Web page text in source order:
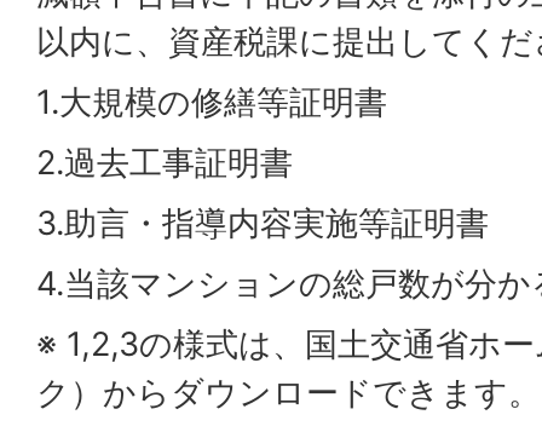
以内に、資産税課に提出してく
1.大規模の修繕等証明書
2.過去工事証明書
3.助言・指導内容実施等証明書
4.当該マンションの総戸数が分か
※ 1,2,3の様式は、国土交通省ホ
ク）からダウンロードできます。